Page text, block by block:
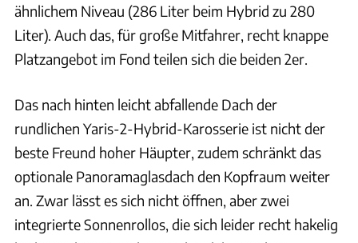
ähnlichem Niveau (286 Liter beim Hybrid zu 280
Liter). Auch das, für große Mitfahrer, recht knappe
Platzangebot im Fond teilen sich die beiden 2er.
Das nach hinten leicht abfallende Dach der
rundlichen Yaris-2-Hybrid-Karosserie ist nicht der
beste Freund hoher Häupter, zudem schränkt das
optionale Panoramaglasdach den Kopfraum weiter
an. Zwar lässt es sich nicht öffnen, aber zwei
integrierte Sonnenrollos, die sich leider recht hakelig